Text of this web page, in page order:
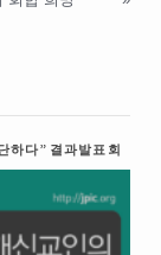
하다” 결과발표회